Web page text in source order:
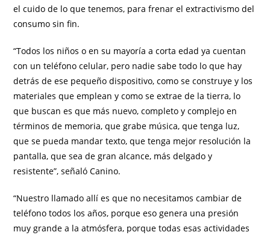
el cuido de lo que tenemos, para frenar el extractivismo del
consumo sin fin.
“Todos los niños o en su mayoría a corta edad ya cuentan
con un teléfono celular, pero nadie sabe todo lo que hay
detrás de ese pequeño dispositivo, como se construye y los
materiales que emplean y como se extrae de la tierra, lo
que buscan es que más nuevo, completo y complejo en
términos de memoria, que grabe música, que tenga luz,
que se pueda mandar texto, que tenga mejor resolución la
pantalla, que sea de gran alcance, más delgado y
resistente”, señaló Canino.
“Nuestro llamado allí es que no necesitamos cambiar de
teléfono todos los años, porque eso genera una presión
muy grande a la atmósfera, porque todas esas actividades